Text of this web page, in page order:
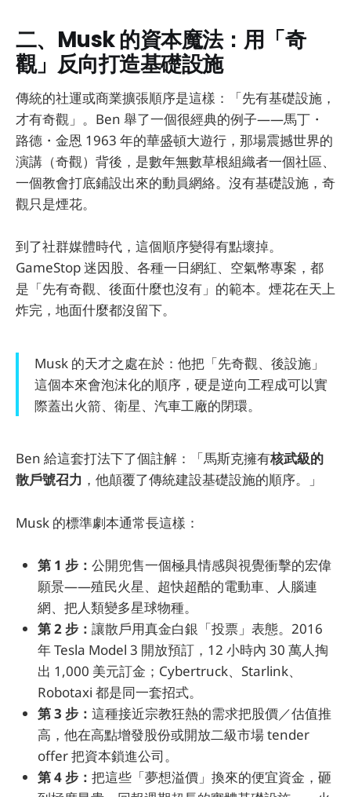
二、Musk 的資本魔法：用「奇
觀」反向打造基礎設施
傳統的社運或商業擴張順序是這樣：「先有基礎設施，
才有奇觀」。Ben 舉了一個很經典的例子——馬丁・
路德・金恩 1963 年的華盛頓大遊行，那場震撼世界的
演講（奇觀）背後，是數年無數草根組織者一個社區、
一個教會打底鋪設出來的動員網絡。沒有基礎設施，奇
觀只是煙花。
到了社群媒體時代，這個順序變得有點壞掉。
GameStop 迷因股、各種一日網紅、空氣幣專案，都
是「先有奇觀、後面什麼也沒有」的範本。煙花在天上
炸完，地面什麼都沒留下。
Musk 的天才之處在於：他把「先奇觀、後設施」
這個本來會泡沫化的順序，硬是逆向工程成可以實
際蓋出火箭、衛星、汽車工廠的閉環。
Ben 給這套打法下了個註解：「馬斯克擁有核武級的
散戶號召力 ，他顛覆了傳統建設基礎設施的順序。」
Musk 的標準劇本通常長這樣：
第 1 步： 公開兜售一個極具情感與視覺衝擊的宏偉
願景——殖民火星、超快超酷的電動車、人腦連
網、把人類變多星球物種。
第 2 步： 讓散戶用真金白銀「投票」表態。2016
年 Tesla Model 3 開放預訂，12 小時內 30 萬人掏
出 1,000 美元訂金；Cybertruck、Starlink、
Robotaxi 都是同一套招式。
第 3 步： 這種接近宗教狂熱的需求把股價／估值推
高，他在高點增發股份或開放二級市場 tender
offer 把資本鎖進公司。
第 4 步： 把這些「夢想溢價」換來的便宜資金，砸